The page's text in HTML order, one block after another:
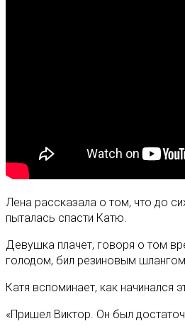
Лена рассказала о том, что до
пыталась спасти Катю.
Девушка плачет, говоря о том
голодом, бил резиновым
Катя вспоминает, как начинался
«Пришел Виктор. Он был